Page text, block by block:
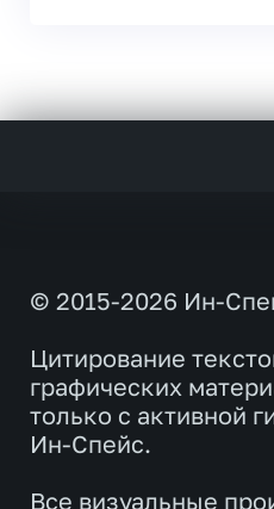
© 2015-2026 Ин-
Цитирование
графических
только с активной
Ин-Спейс.
Все визуальные